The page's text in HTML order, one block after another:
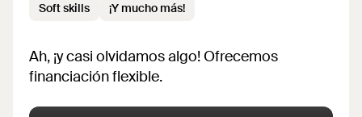
Soft skills
¡Y mucho más!
Ah, ¡y casi olvidamos algo! Ofrecemos
financiación flexible.